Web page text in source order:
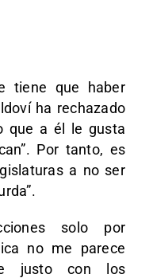
tiene que haber
ha rechazado
que a él le gusta
Por tanto, es
a no ser
solo por
no me parece
justo con los